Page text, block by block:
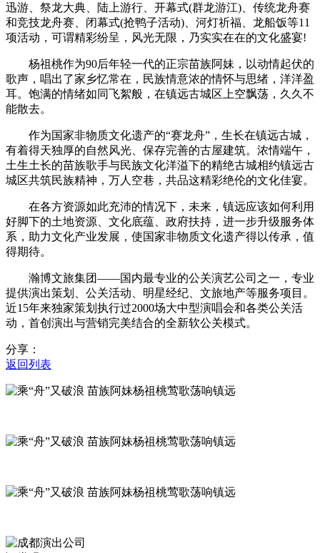
迅游、祭龙大典、陆上游行、开幕式(群龙游江)、传统龙舟赛
和竞技龙舟赛、闭幕式(抢鸭子活动)、河灯祈福、龙船饭等11
项活动，可谓精彩纷呈，风光无限，乃实实在在的文化盛宴!
杨祖桃作为90后年轻一代的正宗苗族阿妹，以动情起伏的
歌声，唱出了家乡忆常在，民族情意浓的情怀与思绪，洋洋盈
耳。饱满的情绪如同飞絮般，在镇远古城区上空飘荡，久久不
能散去。
作为国家非物质文化遗产的“赛龙舟”，生长在镇远古城，
有着得天独厚的自然风光、保存完善的古屋建筑。浓情端午，
土生土长的苗族歌手与民族文化洋溢下的精绝古城相约镇远古
城区共筑民族精神，万人空巷，共品这精彩绝伦的文化佳宴。
在各方资源如此充沛的情况下，未来，镇远应该如何利用
好脚下的土地资源、文化底蕴、政府扶持，进一步升级服务体
系，助力文化产业发展，使国家非物质文化遗产得以传承，值
得期待。
瀚博文旅集团——国内最专业的公关演艺公司之一，专业
提供演出策划、公关活动、明星经纪、文旅地产等服务项目。
近15年来独家策划执行过2000场大中型演唱会和各类公关活
动，首创演出与营销完美结合的全新软公关模式。
分享：
返回列表